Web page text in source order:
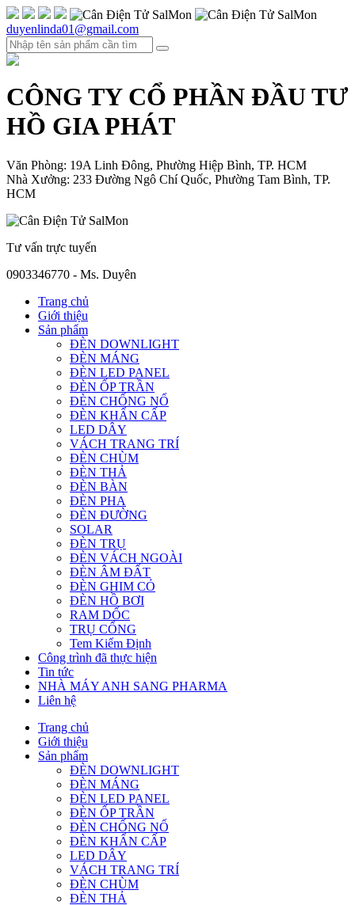
duyenlinda01@gmail.com
CÔNG TY CỔ PHẦN ĐẦU TƯ
HỒ GIA PHÁT
Văn Phòng: 19A Linh Đông, Phường Hiệp Bình, TP. HCM
Nhà Xưởng: 233 Đường Ngô Chí Quốc, Phường Tam Bình, TP.
HCM
Tư vấn trực tuyến
0903346770 - Ms. Duyên
Trang chủ
Giới thiệu
Sản phẩm
ĐÈN DOWNLIGHT
ĐÈN MÁNG
ĐÈN LED PANEL
ĐÈN ỐP TRẦN
ĐÈN CHỐNG NỔ
ĐÈN KHẨN CẤP
LED DÂY
VÁCH TRANG TRÍ
ĐÈN CHÙM
ĐÈN THẢ
ĐÈN BÀN
ĐÈN PHA
ĐÈN ĐƯỜNG
SOLAR
ĐÈN TRỤ
ĐÈN VÁCH NGOÀI
ĐÈN ÂM ĐẤT
ĐÈN GHIM CỎ
ĐÈN HỒ BƠI
RAM DỐC
TRỤ CỔNG
Tem Kiểm Định
Công trình đã thực hiện
Tin tức
NHÀ MÁY ANH SANG PHARMA
Liên hệ
Trang chủ
Giới thiệu
Sản phẩm
ĐÈN DOWNLIGHT
ĐÈN MÁNG
ĐÈN LED PANEL
ĐÈN ỐP TRẦN
ĐÈN CHỐNG NỔ
ĐÈN KHẨN CẤP
LED DÂY
VÁCH TRANG TRÍ
ĐÈN CHÙM
ĐÈN THẢ